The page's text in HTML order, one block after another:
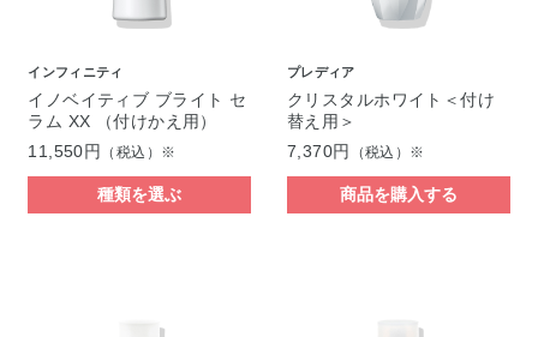
インフィニティ
イノベイティブ ブライト セ
ラム XX （付けかえ用）
11,550円
（税込）※
種類を選ぶ
プレディア
クリスタルホワイト＜付け
替え用＞
7,370円
（税込）※
商品を購入する